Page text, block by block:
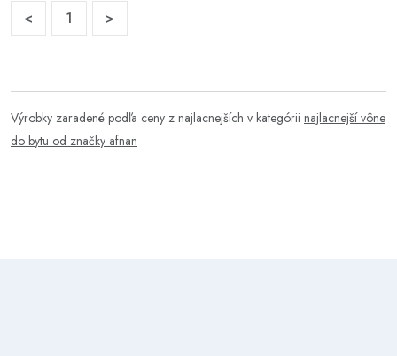
< 1 >
Výrobky zaradené podľa ceny z najlacnejších v kategórii najlacnejší vône
do bytu od značky afnan